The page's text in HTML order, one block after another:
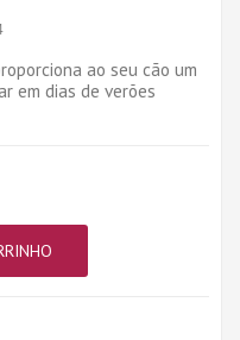
ao seu cão um
em dias de verões